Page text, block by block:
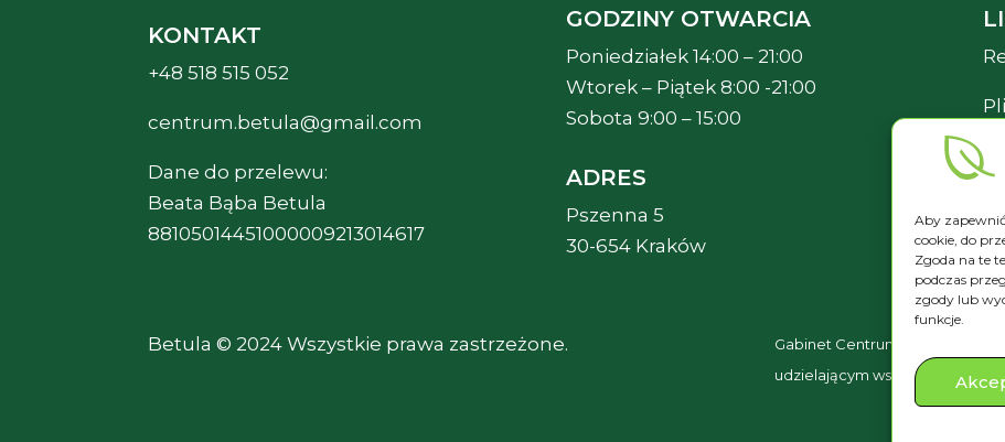
Aby
cookie, do
Zgoda na te
podczas
zgody lub
funkcje.
KONTAKT
+48 518 515 052
centrum.betula@gmail.com
Dane do przelewu:
Beata Bąba Betula
88105014451000009213014617
GODZINY OTWARCIA
Poniedziałek 14:00 – 21:00
Wtorek – Piątek 8:00 -21:00
Sobota 9:00 – 15:00
ADRES
Pszenna 5
30-654 Kraków
Betula © 2024 Wszystkie prawa zastrzeżone.
Gabinet Centrum Masażu
udzielającym wsparcia był PFR.